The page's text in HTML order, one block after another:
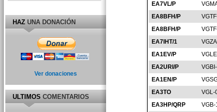
EA7VL/P
EA8BFH/P
EA8BFH/P
EA7IHT/1
EA1EV/P
EA2URI/P
EA1EN/P
EA3TO
VGL-
EA3HP/QRP
VGB-
HAZUNA DONACIÓN
Ver donaciones
ULTIMOSCOMENTARIOS